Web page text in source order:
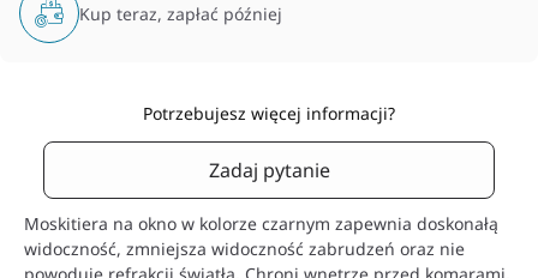
Kup teraz, zapłać później
Potrzebujesz więcej informacji?
Zadaj pytanie
Moskitiera na okno w kolorze czarnym zapewnia doskonałą
widoczność, zmniejsza widoczność zabrudzeń oraz nie